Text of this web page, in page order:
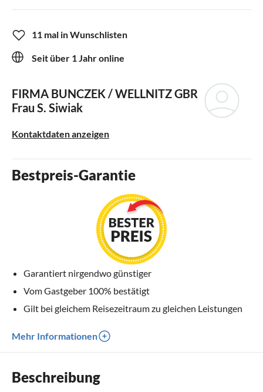
11 mal in Wunschlisten
Seit über 1 Jahr online
FIRMA BUNCZEK / WELLNITZ GBR
Frau S. Siwiak
Kontaktdaten anzeigen
Bestpreis-Garantie
Garantiert nirgendwo günstiger
Vom Gastgeber 100% bestätigt
Gilt bei gleichem Reisezeitraum zu gleichen Leistungen
Mehr Informationen
Beschreibung